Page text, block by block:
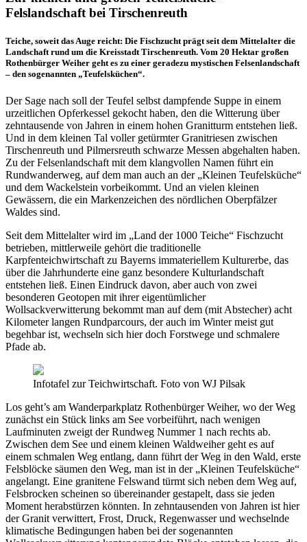
Felslandschaft bei Tirschenreuth
Teiche, soweit das Auge reicht: Die Fischzucht prägt seit dem Mittelalter die
Landschaft rund um die Kreisstadt Tirschenreuth. Vom 20 Hektar großen
Rothenbürger Weiher geht es zu einer geradezu mystischen Felsenlandschaft
– den sogenannten „Teufelsküchen“.
Der Sage nach soll der Teufel selbst dampfende Suppe in einem
urzeitlichen Opferkessel gekocht haben, den die Witterung über
zehntausende von Jahren in einem hohen Granitturm entstehen ließ.
Und in dem kleinen Tal voller getürmter Granitriesen zwischen
Tirschenreuth und Pilmersreuth schwarze Messen abgehalten haben.
Zu der Felsenlandschaft mit dem klangvollen Namen führt ein
Rundwanderweg, auf dem man auch an der „Kleinen Teufelsküche“
und dem Wackelstein vorbeikommt. Und an vielen kleinen
Gewässern, die ein Markenzeichen des nördlichen Oberpfälzer
Waldes sind.
Seit dem Mittelalter wird im „Land der 1000 Teiche“ Fischzucht
betrieben, mittlerweile gehört die traditionelle
Karpfenteichwirtschaft zu Bayerns immateriellem Kulturerbe, das
über die Jahrhunderte eine ganz besondere Kulturlandschaft
entstehen ließ. Einen Eindruck davon, aber auch von zwei
besonderen Geotopen mit ihrer eigentümlicher
Wollsackverwitterung bekommt man auf dem (mit Abstecher) acht
Kilometer langen Rundparcours, der auch im Winter meist gut
begehbar ist, wechseln sich hier doch Forstwege und schmalere
Pfade ab.
Infotafel zur Teichwirtschaft. Foto von WJ Pilsak
Los geht’s am Wanderparkplatz Rothenbürger Weiher, wo der Weg
zunächst ein Stück links am See vorbeiführt, nach wenigen
Laufminuten zweigt der Rundweg Nummer 1 nach rechts ab.
Zwischen dem See und einem kleinen Waldweiher geht es auf
einem schmalen Weg entlang, dann führt der Weg in den Wald, erste
Felsblöcke säumen den Weg, man ist in der „Kleinen Teufelsküche“
angelangt. Eine granitene Felswand türmt sich neben dem Weg auf,
Felsbrocken scheinen so übereinander gestapelt, dass sie jeden
Moment herabstürzen könnten. In zehntausenden von Jahren ist hier
der Granit verwittert, Frost, Druck, Regenwasser und wechselnde
klimatische Bedingungen haben bei der sogenannten